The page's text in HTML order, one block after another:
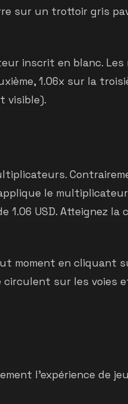
sur un trottoir gris
inscrit en blanc.
1.06x sur la
visible).
le
1.06 USD. Atteignez la
moment en cliquant
sur les voies
l'expérience de